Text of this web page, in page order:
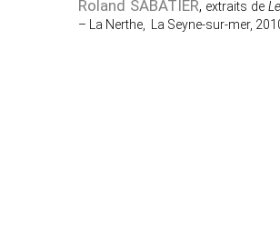
Roland SABATIER, extraits de
– La Nerthe, La Seyne-sur-mer,